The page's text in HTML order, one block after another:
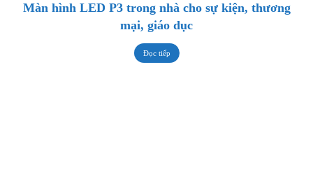
Màn hình LED P3 trong nhà cho sự kiện, thương
mại, giáo dục
Đọc tiếp